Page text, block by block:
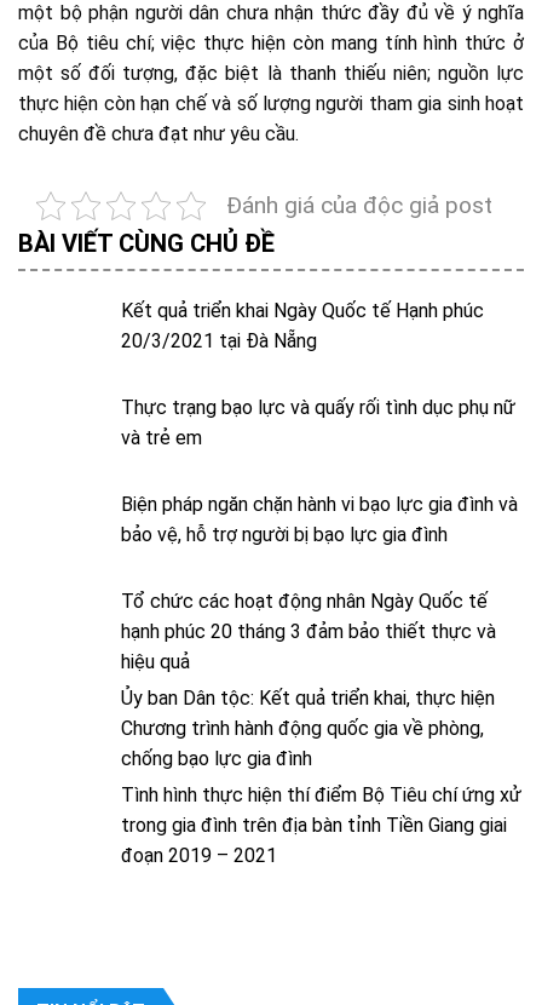
một bộ phận người dân chưa nhận thức đầy đủ về ý nghĩa
của Bộ tiêu chí; việc thực hiện còn mang tính hình thức ở
một số đối tượng, đặc biệt là thanh thiếu niên; nguồn lực
thực hiện còn hạn chế và số lượng người tham gia sinh hoạt
chuyên đề chưa đạt như yêu cầu.
Đánh giá của độc giả post
BÀI VIẾT CÙNG CHỦ ĐỀ
Kết quả triển khai Ngày Quốc tế Hạnh phúc
20/3/2021 tại Đà Nẵng
Thực trạng bạo lực và quấy rối tình dục phụ nữ
và trẻ em
Biện pháp ngăn chặn hành vi bạo lực gia đình và
bảo vệ, hỗ trợ người bị bạo lực gia đình
Tổ chức các hoạt động nhân Ngày Quốc tế
hạnh phúc 20 tháng 3 đảm bảo thiết thực và
hiệu quả
Ủy ban Dân tộc: Kết quả triển khai, thực hiện
Chương trình hành động quốc gia về phòng,
chống bạo lực gia đình
Tình hình thực hiện thí điểm Bộ Tiêu chí ứng xử
trong gia đình trên địa bàn tỉnh Tiền Giang giai
đoạn 2019 – 2021